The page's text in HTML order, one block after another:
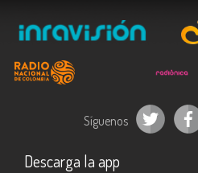
Síguenos
Descarga la app